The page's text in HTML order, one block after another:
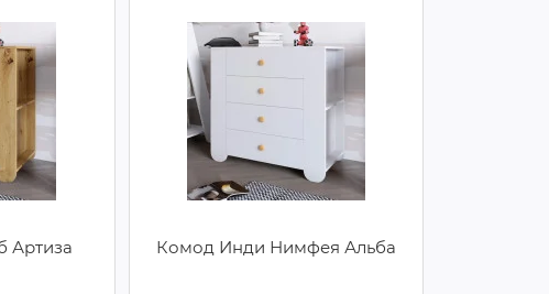
Артиза Комод Инди Нимфея Альба